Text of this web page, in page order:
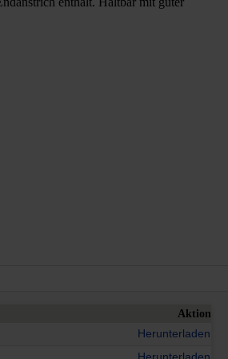
Aktion
Herunterladen